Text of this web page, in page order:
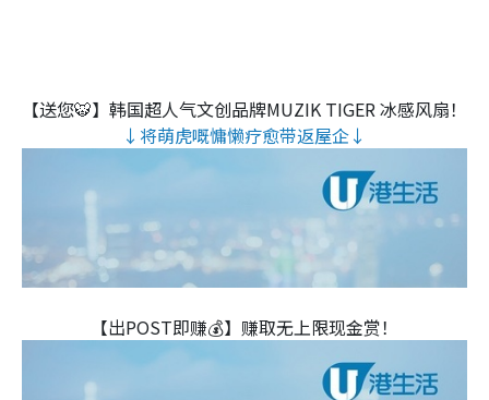
【送您🐯】韩国超人气文创品牌MUZIK TIGER 冰感风扇！
↓将萌虎嘅慵懒疗愈带返屋企↓
【出POST即赚💰】赚取无上限现金赏！